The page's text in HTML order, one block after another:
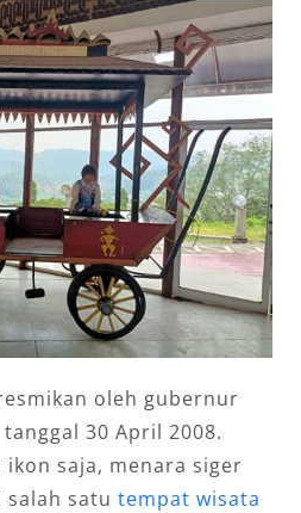
oleh gubernur
30 April 2008.
ikon saja, menara siger
satu tempat wisata